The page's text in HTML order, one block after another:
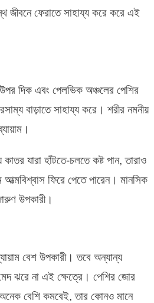
জীবনে ফেরাতে সাহায্য করে করে এই
দিক এবং পেলভিক অঞ্চলের পেশির
বাড়াতে সাহায্য করে। শরীর নমনীয়
যারা হাঁটতে-চলতে কষ্ট পান, তারাও
আত্মবিশ্বাস ফিরে পেতে পারেন। মানসিক
উপকারী।
বেশ উপকারী। তবে অন্যান্য
ঝরে না এই ক্ষেত্রে। পেশির জোর
বেশি কমবেই, তার কোনও মানে